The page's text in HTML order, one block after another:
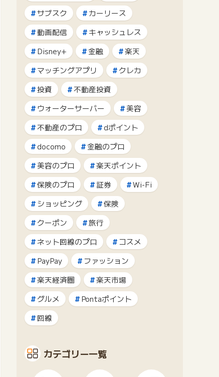
サブスク
カーリース
動画配信
キャッシュレス
Disney+
金融
楽天
マッチングアプリ
クレカ
投資
不動産投資
ウォーターサーバー
美容
不動産のプロ
dポイント
docomo
金融のプロ
美容のプロ
楽天ポイント
保険のプロ
証券
Wi-Fi
ショッピング
保険
クーポン
旅行
ネット回線のプロ
コスメ
PayPay
ファッション
楽天経済圏
楽天市場
グルメ
Pontaポイント
回線
カテゴリー一覧